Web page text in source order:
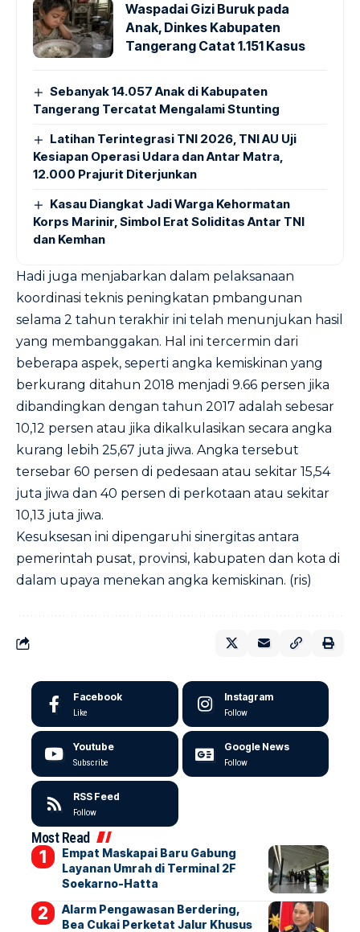
Waspadai Gizi Buruk pada
Anak, Dinkes Kabupaten
Tangerang Catat 1.151 Kasus
Sebanyak 14.057 Anak di Kabupaten
Tangerang Tercatat Mengalami Stunting
Latihan Terintegrasi TNI 2026, TNI AU Uji
Kesiapan Operasi Udara dan Antar Matra,
12.000 Prajurit Diterjunkan
Kasau Diangkat Jadi Warga Kehormatan
Korps Marinir, Simbol Erat Soliditas Antar TNI
dan Kemhan
Hadi juga menjabarkan dalam pelaksanaan
koordinasi teknis peningkatan pmbangunan
selama 2 tahun terakhir ini telah menunjukan hasil
yang membanggakan. Hal ini tercermin dari
beberapa aspek, seperti angka kemiskinan yang
berkurang ditahun 2018 menjadi 9.66 persen jika
dibandingkan dengan tahun 2017 adalah sebesar
10,12 persen atau jika dikalkulasikan secara angka
kurang lebih 25,67 juta jiwa. Angka tersebut
tersebar 60 persen di pedesaan atau sekitar 15,54
juta jiwa dan 40 persen di perkotaan atau sekitar
10,13 juta jiwa.
Kesuksesan ini dipengaruhi sinergitas antara
pemerintah pusat, provinsi, kabupaten dan kota di
dalam upaya menekan angka kemiskinan. (ris)
Facebook
Like
Instagram
Follow
Youtube
Subscribe
Google News
Follow
RSS Feed
Follow
Most Read
Empat Maskapai Baru Gabung
Layanan Umrah di Terminal 2F
Soekarno-Hatta
Alarm Pengawasan Berdering,
Bea Cukai Perketat Jalur Khusus